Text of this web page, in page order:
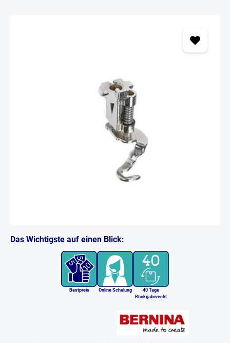
Das Wichtigste auf einen Blick:
Bestpreis Online Schulung
40 Tage
Rückgaberecht